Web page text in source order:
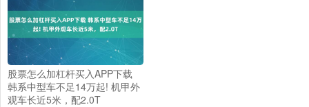
股票怎么加杠杆买入APP下载
韩系中型车不足14万起! 机甲外
观车长近5米，配2.0T